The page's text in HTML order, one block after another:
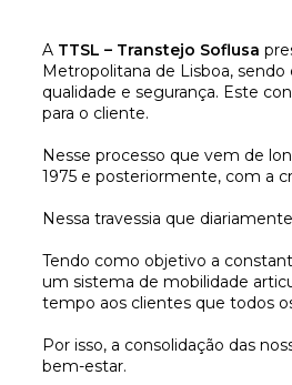
A TTSL – Transtejo Soflusa
Metropolitana de Lisboa,
qualidade e segurança. Este
para o cliente.
Nesse processo que vem de
1975 e posteriormente, com a
Nessa travessia que
Tendo como objetivo a
um sistema de mobilidade
tempo aos clientes que todos
Por isso, a consolidação das
bem-estar.